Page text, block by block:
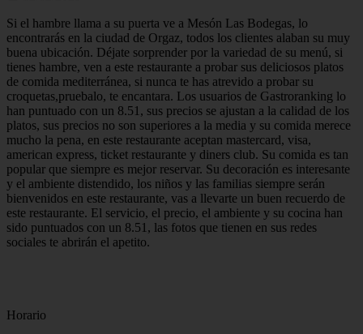
Si el hambre llama a su puerta ve a Mesón Las Bodegas, lo
encontrarás en la ciudad de Orgaz, todos los clientes alaban su muy
buena ubicación. Déjate sorprender por la variedad de su menú, si
tienes hambre, ven a este restaurante a probar sus deliciosos platos
de comida mediterránea, si nunca te has atrevido a probar su
croquetas,pruebalo, te encantara. Los usuarios de Gastroranking lo
han puntuado con un 8.51, sus precios se ajustan a la calidad de los
platos, sus precios no son superiores a la media y su comida merece
mucho la pena, en este restaurante aceptan mastercard, visa,
american express, ticket restaurante y diners club. Su comida es tan
popular que siempre es mejor reservar. Su decoración es interesante
y el ambiente distendido, los niños y las familias siempre serán
bienvenidos en este restaurante, vas a llevarte un buen recuerdo de
este restaurante. El servicio, el precio, el ambiente y su cocina han
sido puntuados con un 8.51, las fotos que tienen en sus redes
sociales te abrirán el apetito.
Horario